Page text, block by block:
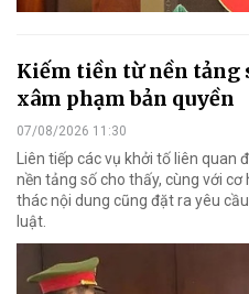
Kiếm tiền từ nền tảng
xâm phạm bản quyền
07/08/2026 11:30
Liên tiếp các vụ khởi tố liên
nền tảng số cho thấy, cùng với
thác nội dung cũng đặt ra yêu
luật.